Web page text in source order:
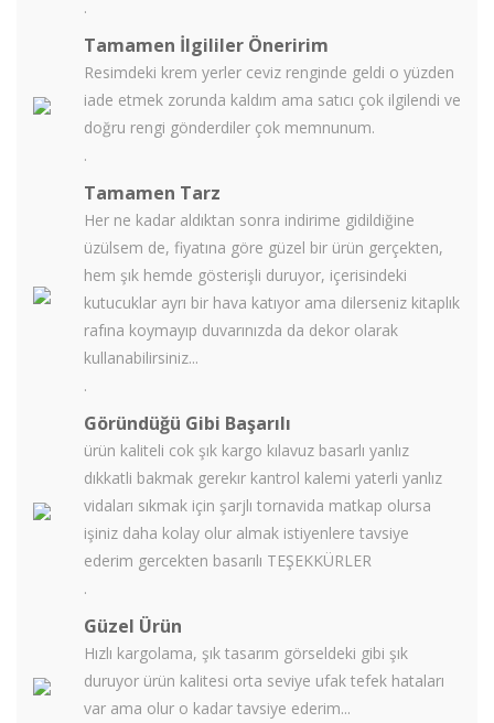
.
Tamamen İlgililer Öneririm
Resimdeki krem yerler ceviz renginde geldi o yüzden
iade etmek zorunda kaldım ama satıcı çok ilgilendi ve
doğru rengi gönderdiler çok memnunum.
.
Tamamen Tarz
Her ne kadar aldıktan sonra indirime gidildiğine
üzülsem de, fiyatına göre güzel bir ürün gerçekten,
hem şık hemde gösterişli duruyor, içerisindeki
kutucuklar ayrı bir hava katıyor ama dilerseniz kitaplık
rafına koymayıp duvarınızda da dekor olarak
kullanabilirsiniz...
.
Göründüğü Gibi Başarılı
ürün kaliteli cok şık kargo kılavuz basarlı yanlız
dıkkatli bakmak gerekır kantrol kalemi yaterli yanlız
vidaları sıkmak için şarjlı tornavida matkap olursa
işiniz daha kolay olur almak istiyenlere tavsiye
ederim gercekten basarılı TEŞEKKÜRLER
.
Güzel Ürün
Hızlı kargolama, şık tasarım görseldeki gibi şık
duruyor ürün kalitesi orta seviye ufak tefek hataları
var ama olur o kadar tavsiye ederim...